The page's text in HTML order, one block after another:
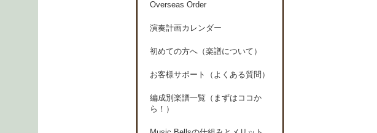
Overseas Order
演奏計画カレンダー
初めての方へ（楽譜について）
お客様サポート（よくある質問）
編成別楽譜一覧（まずはココか
ら！）